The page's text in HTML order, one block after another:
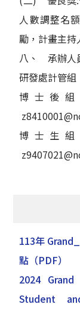
人數調整名
勵，計畫主持
八、 承辦人
研發處計管組
博士後組
博士生組
113年
點 （PDF）
2024
Student